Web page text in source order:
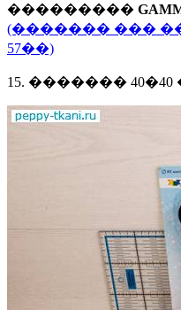
���������
(������� ���
57��)
15. ������� 40�40